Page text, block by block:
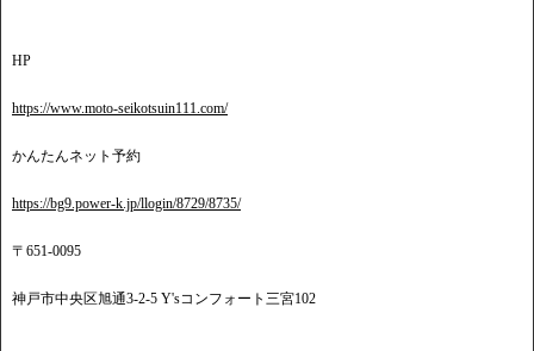
HP
https://www.moto-seikotsuin111.com/
かんたんネット予約
https://bg9.power-k.jp/llogin/8729/8735/
〒651-0095
神戸市中央区旭通3-2-5 Y'sコンフォート三宮102